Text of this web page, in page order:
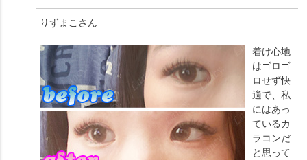
りずまこ さん
着け心地
はゴロゴ
ロせず快
適で、私
にはあっ
ているカ
ラコンだ
と思って